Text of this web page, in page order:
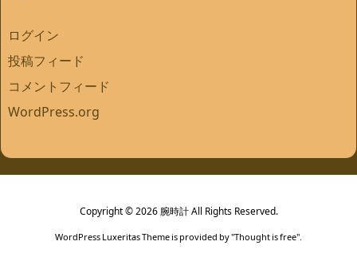
ログイン
投稿フィード
コメントフィード
WordPress.org
Copyright ©2026 腕時計All Rights Reserved.
WordPress Luxeritas Theme is provided by "Thought is free".